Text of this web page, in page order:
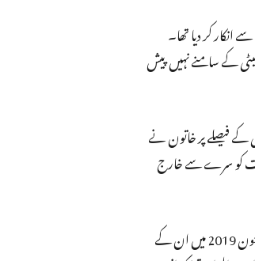
کر دیا تھا۔
کے سامنے نہیں پیش
کے فیصلے پر خاتون نے
کو سرے سے خارج
خاتون کا الزام تھا کہ ان کو نوکری سے نکالنے کے بعد دہلی پولیس میں تعینات ان کے شوہر اور دیور کو بھی معطل کر دیا گیا تھا۔ حالانکہ جون 2019 میں ان کے